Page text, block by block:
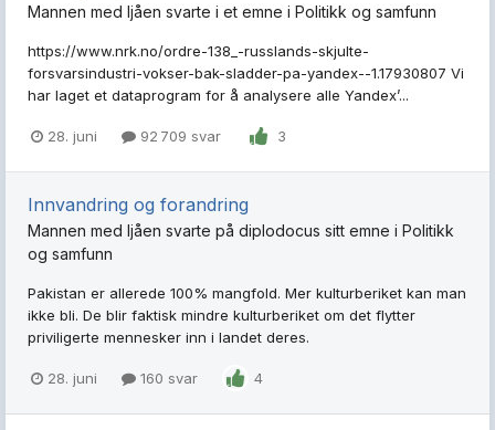
Mannen med ljåen svarte i et emne i Politikk og samfunn
https://www.nrk.no/ordre-138_-russlands-skjulte-
forsvarsindustri-vokser-bak-sladder-pa-yandex--1.17930807 Vi
har laget et data­program for å analysere alle Yandex’...
28. juni 92 709 svar 3
Innvandring og forandring
Mannen med ljåen svarte på diplodocus sitt emne i Politikk
og samfunn
Pakistan er allerede 100% mangfold. Mer kulturberiket kan man
ikke bli. De blir faktisk mindre kulturberiket om det flytter
priviligerte mennesker inn i landet deres.
28. juni 160 svar 4